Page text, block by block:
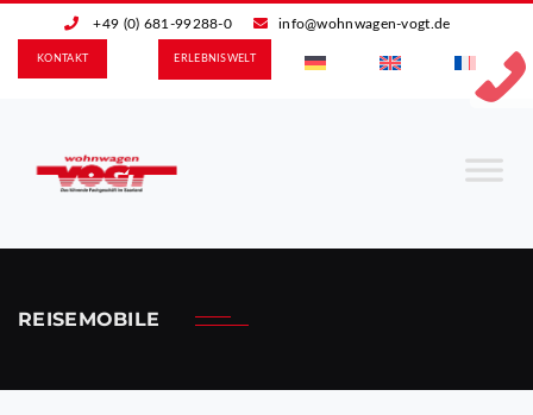
+49 (0) 681-99288-0 info@wohnwagen-vogt.de
ERLEBNIS­WELT
KONTAKT
REISEMOBILE